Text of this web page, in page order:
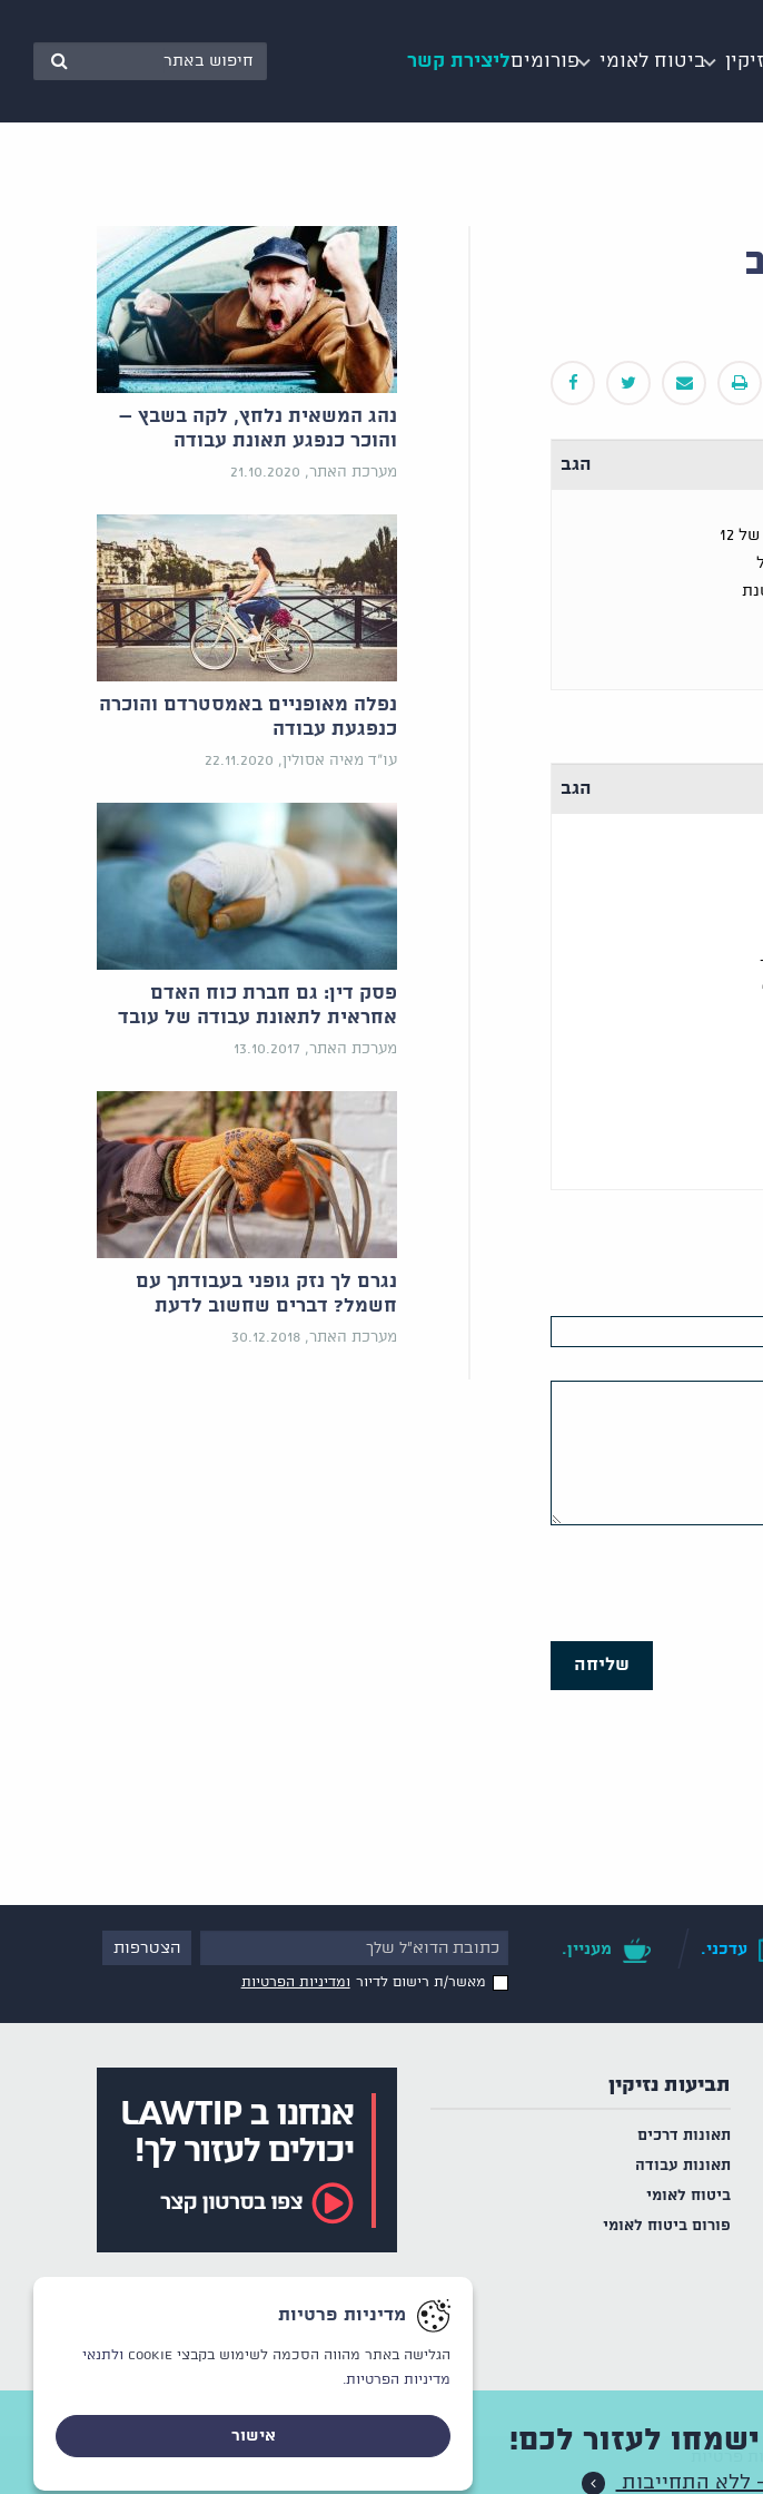
ביטוח לאומי פורומיםליצירת קשר
הגב
נפגעתי בתאונת עבודה בשנת 2011 ביטוח לאומי קבע לי נכות של 12
הגב
שליחה
נהג המשאית נלחץ, לקה בשבץ –
והוכר כנפגע תאונת עבודה
מערכת האתר, 21.10.2020
נפלה מאופניים באמסטרדם והוכרה
כנפגעת עבודה
עו"ד מאיה אסולין, 22.11.2020
פסק דין: גם חברת כוח האדם
אחראית לתאונת עבודה של עובד
מערכת האתר, 13.10.2017
נגרם לך נזק גופני בעבודתך עם
חשמל? דברים שחשוב לדעת
מערכת האתר, 30.12.2018
עדכני. מעניין.
מאשר/ת רישום לדיור ומדיניות הפרטיות
תביעות נזיקין
תאונות דרכים
תאונות עבודה
ביטוח לאומי
פורום ביטוח לאומי
ישמחו לעזור לכם!
- ללא התחייבות
מדיניות פרטיות
הגלישה באתר מהווה הסכמה לשימוש בקבצי Cookie
ולתנאי
מדיניות הפרטיות.
אישור